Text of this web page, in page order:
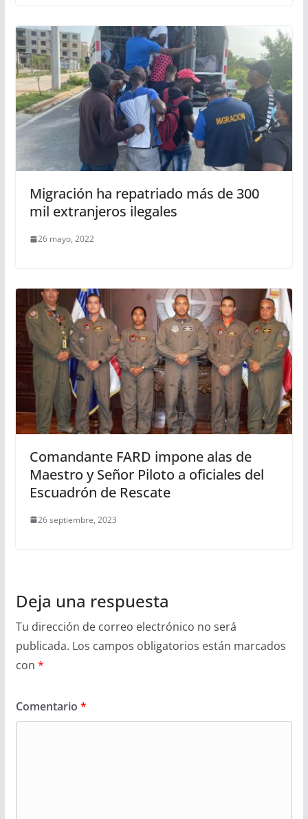
Migración ha repatriado más de 300
mil extranjeros ilegales
26 mayo, 2022
Comandante FARD impone alas de
Maestro y Señor Piloto a oficiales del
Escuadrón de Rescate
26 septiembre, 2023
Deja una respuesta
Tu dirección de correo electrónico no será
publicada. Los campos obligatorios están marcados
con *
Comentario *